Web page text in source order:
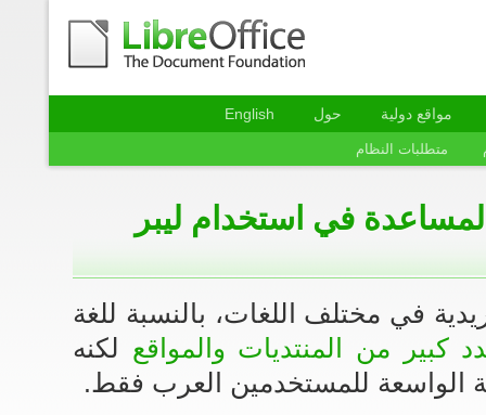
مواقع دولية حول English
متطلبات النظام
في استخدام ليبر
في مختلف اللغات، بالنسبة للغة
كبير من المنتديات والمواقع لكنه
للمستخدمين العرب فقط.